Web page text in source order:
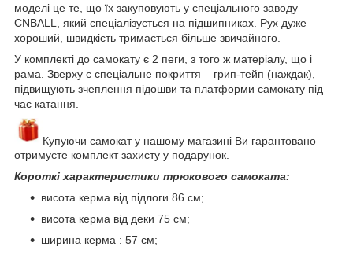
моделі це те, що їх закуповують у спеціального заводу
CNBALL, який спеціалізується на підшипниках. Рух дуже
хороший, швидкість тримається більше звичайного.
У комплекті до самокату є 2 пеги, з того ж матеріалу, що і
рама. Зверху є спеціальне покриття – грип-тейп (наждак),
підвищують зчеплення підошви та платформи самокату під
час катання.
Купуючи самокат у нашому магазині Ви гарантовано
отримуєте комплект захисту у подарунок.
Короткі характеристики трюкового самоката:
висота керма від підлоги 86 см;
висота керма від деки 75 см;
ширина керма : 57 см;